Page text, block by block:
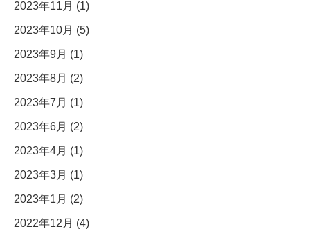
2023年11月 (1)
2023年10月 (5)
2023年9月 (1)
2023年8月 (2)
2023年7月 (1)
2023年6月 (2)
2023年4月 (1)
2023年3月 (1)
2023年1月 (2)
2022年12月 (4)